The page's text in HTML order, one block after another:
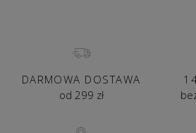
a światło jest największą i najpiękniejszą
DARMOWA DOSTAWA
od 299 zł